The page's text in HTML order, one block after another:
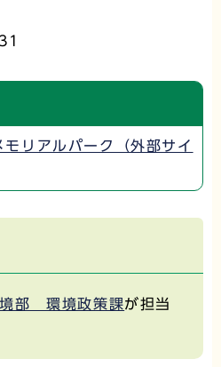
リアルパーク（外部サイ
部 環境政策課が担当